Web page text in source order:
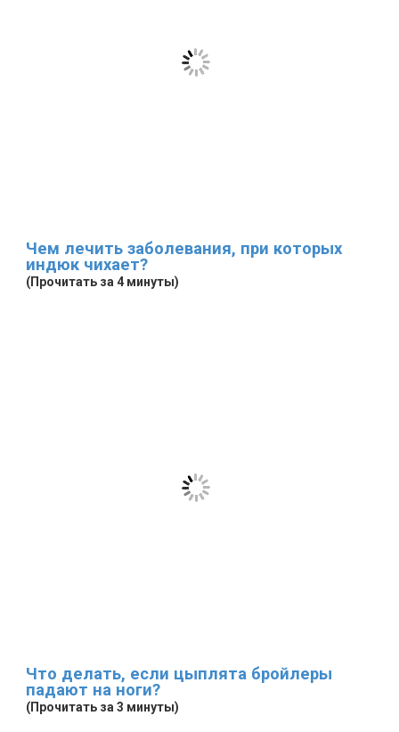
Чем лечить заболевания, при которых
индюк чихает?
(Прочитать за 4 минуты)
Что делать, если цыплята бройлеры
падают на ноги?
(Прочитать за 3 минуты)